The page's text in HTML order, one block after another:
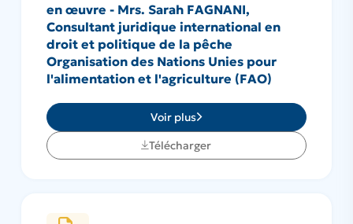
en œuvre - Mrs. Sarah FAGNANI,
Consultant juridique international en
droit et politique de la pêche
Organisation des Nations Unies pour
l'alimentation et l'agriculture (FAO)
Voir plus
Télécharger